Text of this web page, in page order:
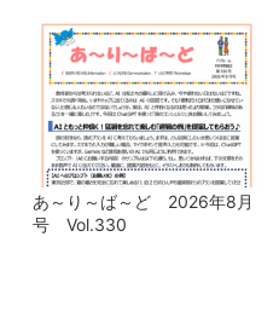
あ～り～ば～ど 2026年8月
号 Vol.330